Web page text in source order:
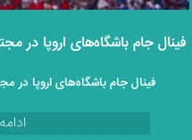
فینال جام باشگاه‌های اروپا در
فینال جام باشگاه‌های اروپا در